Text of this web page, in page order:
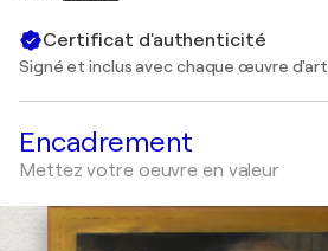
Certificat d'authenticité
Signé et inclus avec chaque œuvre d'art
Encadrement
Mettez votre oeuvre en valeur